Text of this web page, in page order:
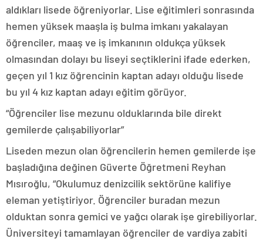
aldıkları lisede öğreniyorlar. Lise eğitimleri sonrasında
hemen yüksek maaşla iş bulma imkanı yakalayan
öğrenciler, maaş ve iş imkanının oldukça yüksek
olmasından dolayı bu liseyi seçtiklerini ifade ederken,
geçen yıl 1 kız öğrencinin kaptan adayı olduğu lisede
bu yıl 4 kız kaptan adayı eğitim görüyor.
“Öğrenciler lise mezunu olduklarında bile direkt
gemilerde çalışabiliyorlar”
Liseden mezun olan öğrencilerin hemen gemilerde işe
başladığına değinen Güverte Öğretmeni Reyhan
Mısıroğlu, “Okulumuz denizcilik sektörüne kalifiye
eleman yetiştiriyor. Öğrenciler buradan mezun
olduktan sonra gemici ve yağcı olarak işe girebiliyorlar.
Üniversiteyi tamamlayan öğrenciler de vardiya zabiti